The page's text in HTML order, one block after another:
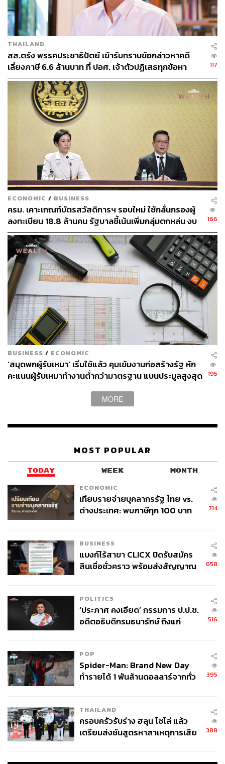
ABOUT THE AUTHOR
มนต์ชัย วงษ์กิตติไกรวัล
THAILAND
สส.ตรัง พรรคประชาธิปัตย์ เข้ารับทราบข้อกล่าวหาคดี
เลี่ยงภาษี 6.6 ล้านบาท ที่ ปอศ. เจ้าตัวปฏิเสธทุกข้อหา
117
ECONOMIC / BUSINESS
ครม. เคาะเกณฑ์บัตรสวัสดิการฯ รอบใหม่ ใช้กลั่นกรองผู้
ลงทะเบียน 18.8 ล้านคน รัฐบาลชี้เน้นเพิ่มกลุ่มตกหล่น งบ
ประมาณไว้จัดการภายหลัง
166
BUSINESS / ECONOMIC
‘สมุดพกผู้รับเหมา’ เริ่มใช้แล้ว คุมเข้มงานก่อสร้างรัฐ หัก
คะแนนผู้รับเหมาทำงานต่ำกว่ามาตรฐาน แบนประมูลสูงสุด
195
MORE
MOST POPULAR
TODAY WEEK MONTH
ECONOMIC
เทียบรายจ่ายบุคลากรรัฐ ไทย vs.
ต่างประเทศ: พบภาษีทุก 100 บาท
714
BUSINESS
แบงก์ไร้สาขา CLICX ปิดรับสมัคร
สินเชื่อชั่วคราว พร้อมส่งสัญญาณ
658
POLITICS
‘ประภาศ คงเอียด’ กรรมการ ป.ป.ช.
อดีตอธิบดีกรมธนารักษ์ ถึงแก่
516
POP
Spider-Man: Brand New Day
ทำรายได้ 1 พันล้านดอลลาร์จากทั่ว
395
THAILAND
ครอบครัวรับร่าง ฮลุน โซโล่ แล้ว
เตรียมส่งชันสูตรหาสาเหตุการเสีย
388